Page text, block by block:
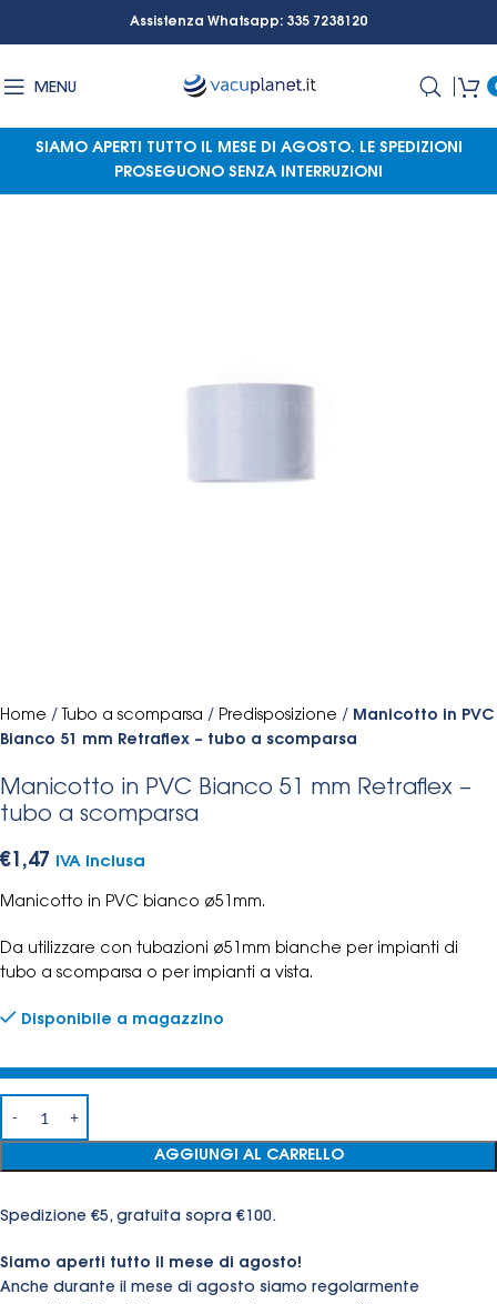
Assistenza Whatsapp: 335 7238120
MENU
SIAMO APERTI TUTTO IL MESE DI AGOSTO. LE SPEDIZIONI
PROSEGUONO SENZA INTERRUZIONI
Home / Tubo a scomparsa / Predisposizione / Manicotto in PVC
Bianco 51 mm Retraflex – tubo a scomparsa
Manicotto in PVC Bianco 51 mm Retraflex –
tubo a scomparsa
€ 1,47 IVA Inclusa
Manicotto in PVC bianco ø51mm.
Da utilizzare con tubazioni ø51mm bianche per impianti di
tubo a scomparsa o per impianti a vista.
Disponibile a magazzino
AGGIUNGI AL CARRELLO
Spedizione €5, gratuita sopra €100.
Siamo aperti tutto il mese di agosto!
Anche durante il mese di agosto siamo regolarmente